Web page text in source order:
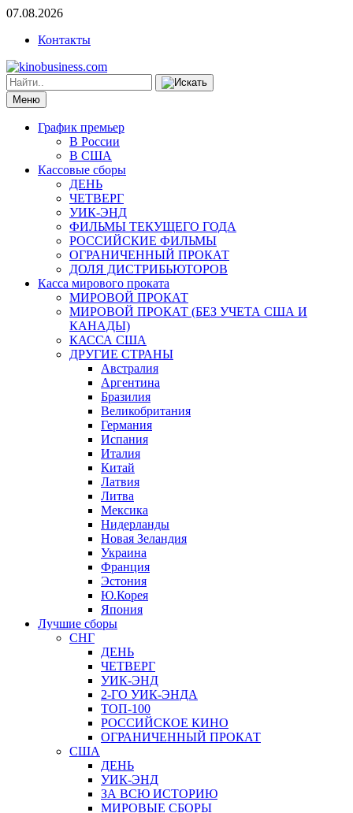
07.08.2026
Контакты
Меню
График премьер
В России
В США
Кассовые сборы
ДЕНЬ
ЧЕТВЕРГ
УИК-ЭНД
ФИЛЬМЫ ТЕКУЩЕГО ГОДА
РОССИЙСКИЕ ФИЛЬМЫ
ОГРАНИЧЕННЫЙ ПРОКАТ
ДОЛЯ ДИСТРИБЬЮТОРОВ
Касса мирового проката
МИРОВОЙ ПРОКАТ
МИРОВОЙ ПРОКАТ (БЕЗ УЧЕТА США И
КАНАДЫ)
КАССА США
ДРУГИЕ СТРАНЫ
Австралия
Аргентина
Бразилия
Великобритания
Германия
Испания
Италия
Китай
Латвия
Литва
Мексика
Нидерланды
Новая Зеландия
Украина
Франция
Эстония
Ю.Корея
Япония
Лучшие сборы
СНГ
ДЕНЬ
ЧЕТВЕРГ
УИК-ЭНД
2-ГО УИК-ЭНДА
ТОП-100
РОССИЙСКОЕ КИНО
ОГРАНИЧЕННЫЙ ПРОКАТ
США
ДЕНЬ
УИК-ЭНД
ЗА ВСЮ ИСТОРИЮ
МИРОВЫЕ СБОРЫ